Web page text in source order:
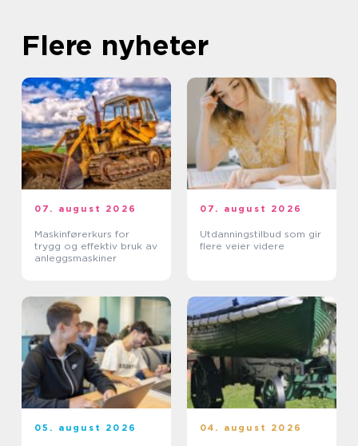
Flere nyheter
07. august 2026
Maskinførerkurs for
trygg og effektiv bruk av
anleggsmaskiner
07. august 2026
Utdanningstilbud som gir
flere veier videre
05. august 2026 04. august 2026